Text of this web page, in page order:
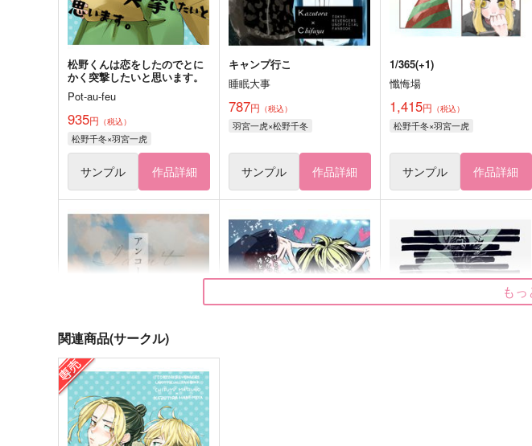
松野くんは恋をしたのでとに
かく突撃したいと思います。
Pot-au-feu
935円 （税込）
松野千冬×羽宮一虎
サンプル 作品詳細
キャンプ行こ
睡眠大事
787円 （税込）
羽宮一虎×松野千冬
サンプル 作品詳細
1/365(+1)
懺悔場
1,415円 （税込）
松野千冬×羽宮一虎
サンプル 作品詳細
アンコールはいらない
もっ
関連商品(サークル)